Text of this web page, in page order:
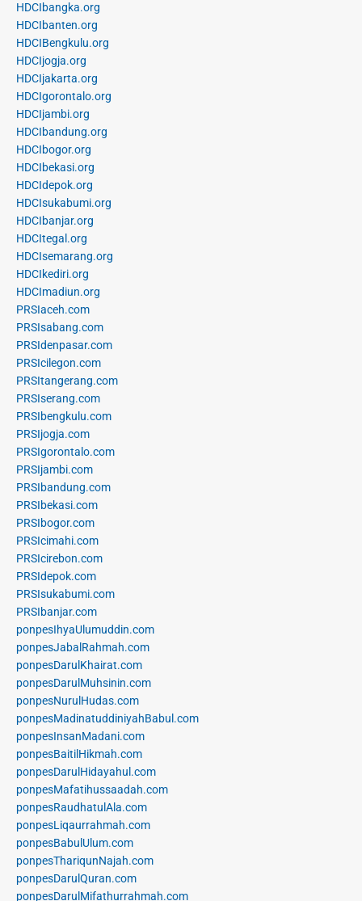
HDCIbangka.org
HDCIbanten.org
HDCIBengkulu.org
HDCIjogja.org
HDCIjakarta.org
HDCIgorontalo.org
HDCIjambi.org
HDCIbandung.org
HDCIbogor.org
HDCIbekasi.org
HDCIdepok.org
HDCIsukabumi.org
HDCIbanjar.org
HDCItegal.org
HDCIsemarang.org
HDCIkediri.org
HDCImadiun.org
PRSIaceh.com
PRSIsabang.com
PRSIdenpasar.com
PRSIcilegon.com
PRSItangerang.com
PRSIserang.com
PRSIbengkulu.com
PRSIjogja.com
PRSIgorontalo.com
PRSIjambi.com
PRSIbandung.com
PRSIbekasi.com
PRSIbogor.com
PRSIcimahi.com
PRSIcirebon.com
PRSIdepok.com
PRSIsukabumi.com
PRSIbanjar.com
ponpesIhyaUlumuddin.com
ponpesJabalRahmah.com
ponpesDarulKhairat.com
ponpesDarulMuhsinin.com
ponpesNurulHudas.com
ponpesMadinatuddiniyahBabul.com
ponpesInsanMadani.com
ponpesBaitilHikmah.com
ponpesDarulHidayahul.com
ponpesMafatihussaadah.com
ponpesRaudhatulAla.com
ponpesLiqaurrahmah.com
ponpesBabulUlum.com
ponpesThariqunNajah.com
ponpesDarulQuran.com
ponpesDarulMifathurrahmah.com